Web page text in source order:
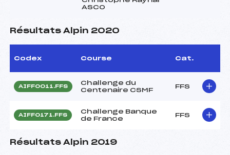
ASCO
Résultats Alpin 2020
Codex Course Cat.
AIFF0011.FFS
Challenge du
Centenaire CSMF
FFS
AIFF0171.FFS
Challenge Banque
de France
FFS
Résultats Alpin 2019